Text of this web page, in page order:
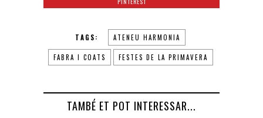
TAGS: ATENEU HARMONIA
FABRA I COATS FESTES DE LA PRIMAVERA
TAMBÉ ET POT INTERESSAR...